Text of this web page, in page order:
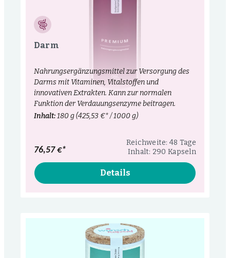
Darm
Nahrungsergänzungsmittel zur Versorgung des
Darms mit Vitaminen, Vitalstoffen und
innovativen Extrakten. Kann zur normalen
Funktion der Verdauungsenzyme beitragen.
Inhalt:180 g(425,53 €* / 1000 g)
Reichweite: 48 Tage
Inhalt: 290 Kapseln
76,57 €*
Details